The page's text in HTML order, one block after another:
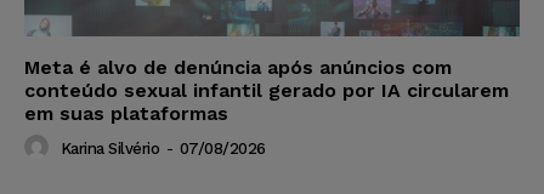
Meta é alvo de denúncia após anúncios com
conteúdo sexual infantil gerado por IA circularem
em suas plataformas
Karina Silvério - 07/08/2026